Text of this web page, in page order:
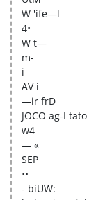
W 'ife—l
4•
W t—
m-
i
AV i
—ir frD
JOCO ag-I tato
w4
— «
SEP
••
- biUW: